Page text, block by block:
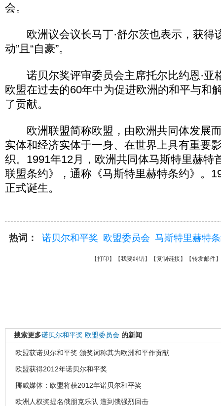
会。
欧洲议会议长马丁·舒尔茨也表示，获得
动”且“自豪”。
诺贝尔奖评审委员会主席托尔比约恩·亚
欧盟在过去的60年中为促进欧洲的和平与和
了贡献。
欧洲联盟简称欧盟，由欧洲共同体发展
实体和经济实体于一身、在世界上具有重要
织。1991年12月，欧洲共同体马斯特里赫特
联盟条约》，通称《马斯特里赫特条约》。
正式诞生。
热词： 诺贝尔和平奖 欧盟委员会 马斯特里赫特
【打印 】【我要纠错】【复制链接】【转发邮件
搜索更多诺贝尔和平奖 欧盟委员会 的新闻
欧盟获诺贝尔和平奖 颁奖词称其为欧洲和平作贡献
欧盟获得2012年诺贝尔和平奖
挪威媒体：欧盟将获2012年诺贝尔和平奖
欧洲人权奖提名俄朋克乐队 遭到俄强烈回击